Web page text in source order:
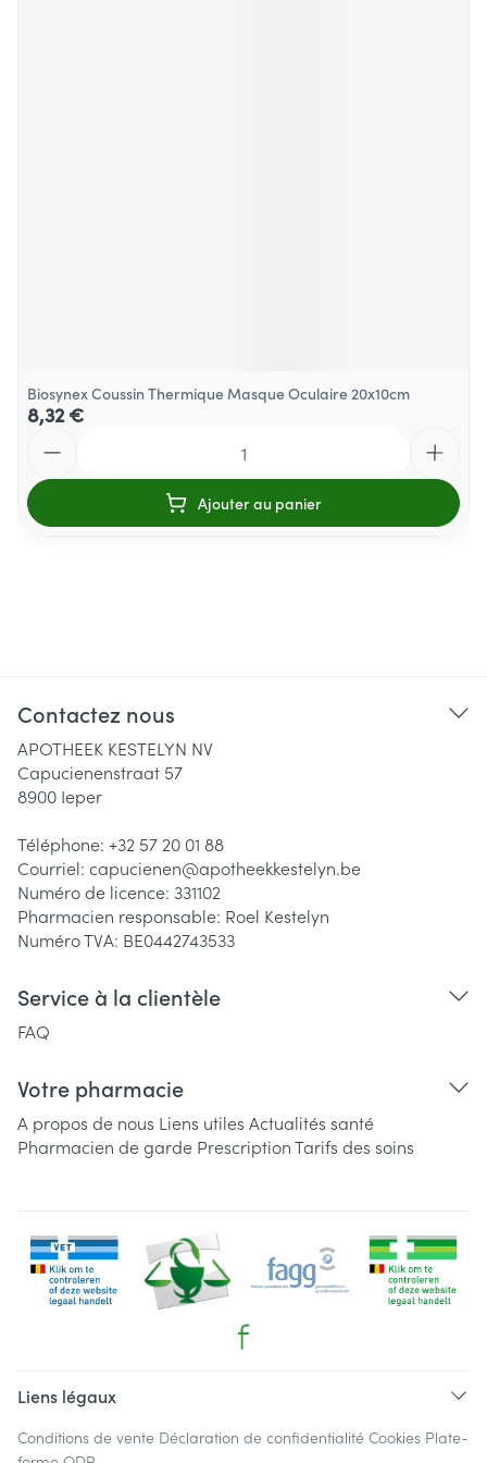
Biosynex Coussin Thermique Masque Oculaire 20x10cm
8,32 €
Ajouter au panier
Contactez nous
APOTHEEK KESTELYN NV
Capucienenstraat 57
8900 Ieper
Téléphone: +32 57 20 01 88
Courriel: capucienen@apotheekkestelyn.be
Numéro de licence: 331102
Pharmacien responsable: Roel Kestelyn
Numéro TVA: BE0442743533
Service à la clientèle
FAQ
Votre pharmacie
A propos de nous Liens utiles Actualités santé
Pharmacien de garde PrescriptionTarifs des soins
Liens légaux
Conditions de vente Déclaration de confidentialité Cookies Plate-